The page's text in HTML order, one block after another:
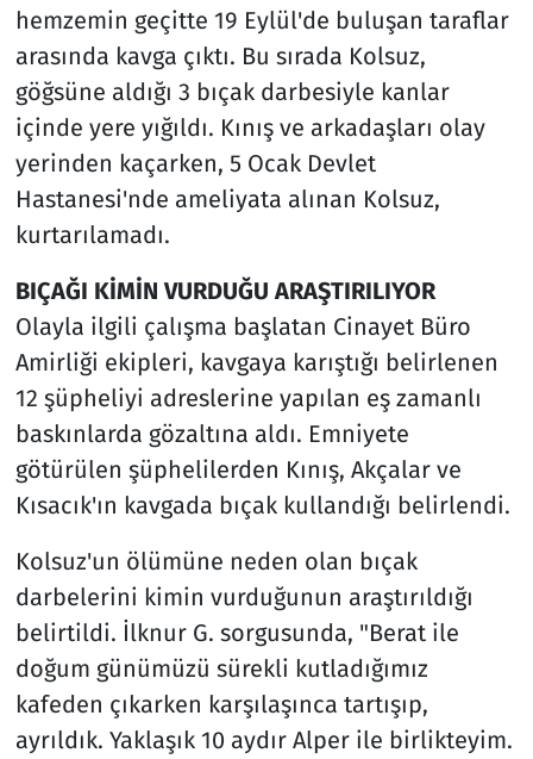
hemzemin geçitte 19 Eylül'de buluşan taraflar
arasında kavga çıktı. Bu sırada Kolsuz,
göğsüne aldığı 3 bıçak darbesiyle kanlar
içinde yere yığıldı. Kınış ve arkadaşları olay
yerinden kaçarken, 5 Ocak Devlet
Hastanesi'nde ameliyata alınan Kolsuz,
kurtarılamadı.
BIÇAĞI KİMİN VURDUĞU ARAŞTIRILIYOR
Olayla ilgili çalışma başlatan Cinayet Büro
Amirliği ekipleri, kavgaya karıştığı belirlenen
12 şüpheliyi adreslerine yapılan eş zamanlı
baskınlarda gözaltına aldı. Emniyete
götürülen şüphelilerden Kınış, Akçalar ve
Kısacık'ın kavgada bıçak kullandığı belirlendi.
Kolsuz'un ölümüne neden olan bıçak
darbelerini kimin vurduğunun araştırıldığı
belirtildi. İlknur G. sorgusunda, "Berat ile
doğum günümüzü sürekli kutladığımız
kafeden çıkarken karşılaşınca tartışıp,
ayrıldık. Yaklaşık 10 aydır Alper ile birlikteyim.